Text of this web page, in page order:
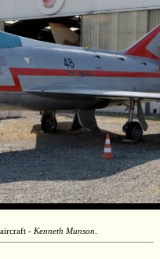
- Kenneth Munson